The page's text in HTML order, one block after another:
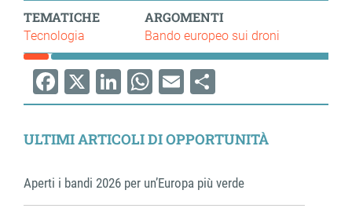
TEMATICHE
Tecnologia
ARGOMENTI
Bando europeo sui droni
Facebook
X LinkedIn
WhatsApp
EmailShare
ULTIMI ARTICOLI DI OPPORTUNITÀ
Aperti i bandi 2026 per un’Europa più verde